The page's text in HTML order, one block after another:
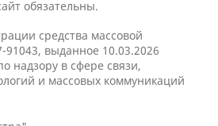
обязательны.
средства массовой
выданное 10.03.2026
надзору в сфере связи,
и массовых коммуникаций